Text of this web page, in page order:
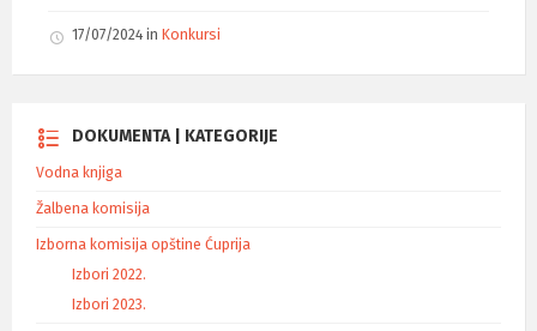
17/07/2024 in Konkursi
DOKUMENTA | KATEGORIJE
Vodna knjiga
Žalbena komisija
Izborna komisija opštine Ćuprija
Izbori 2022.
Izbori 2023.